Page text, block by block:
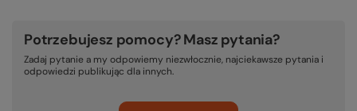
Potrzebujesz pomocy? Masz pytania?
Zadaj pytanie a my odpowiemy niezwłocznie, najciekawsze pytania i
odpowiedzi publikując dla innych.